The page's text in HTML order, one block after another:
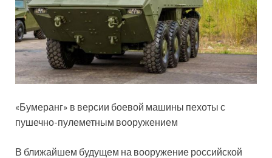
«Бумеранг» в версии боевой машины пехоты с
пушечно-пулеметным вооружением
В ближайшем будущем на вооружение российской